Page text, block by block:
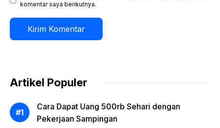
komentar saya berikutnya.
Artikel Populer
Cara Dapat Uang 500rb Sehari dengan
Pekerjaan Sampingan